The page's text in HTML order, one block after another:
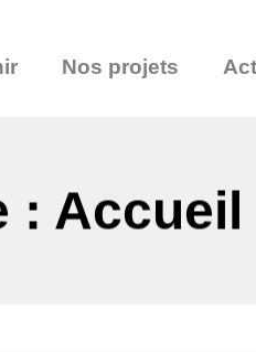
Nos projets
: Accueil